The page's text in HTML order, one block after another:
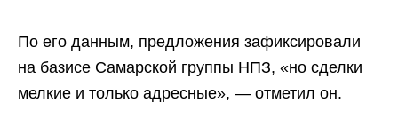
По его данным, предложения зафиксировали
на базисе Самарской группы НПЗ, «но сделки
мелкие и только адресные», — отметил он.